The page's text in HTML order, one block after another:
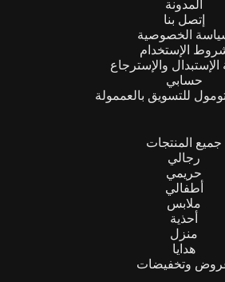
المدونة
إتصل بنا
الخصوصية
الإستخدام
والإسترجاع
حسابي
للتسويق بالعممولة
جميع المنتجات
رجالي
حريمي
أطفالي
ملابس
أحذية
منزل
هدايا
وتخفيضات